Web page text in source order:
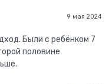
9 мая 2024
Были с ребёнком 7
половине